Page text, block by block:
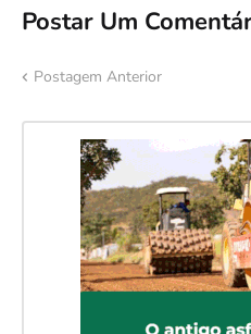
Postar Um
Postagem Anterior